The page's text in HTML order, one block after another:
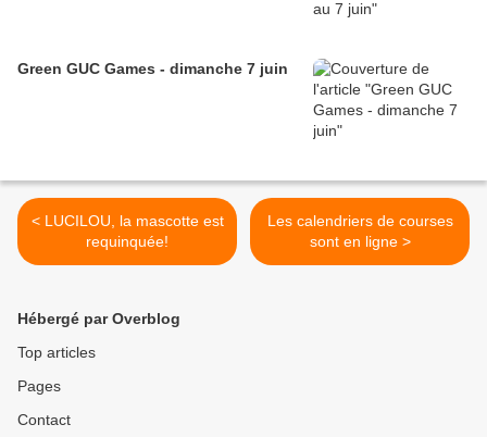
Green GUC Games - dimanche 7 juin
< LUCILOU, la mascotte est
requinquée!
Les calendriers de courses
sont en ligne >
Hébergé par Overblog
Top articles
Pages
Contact